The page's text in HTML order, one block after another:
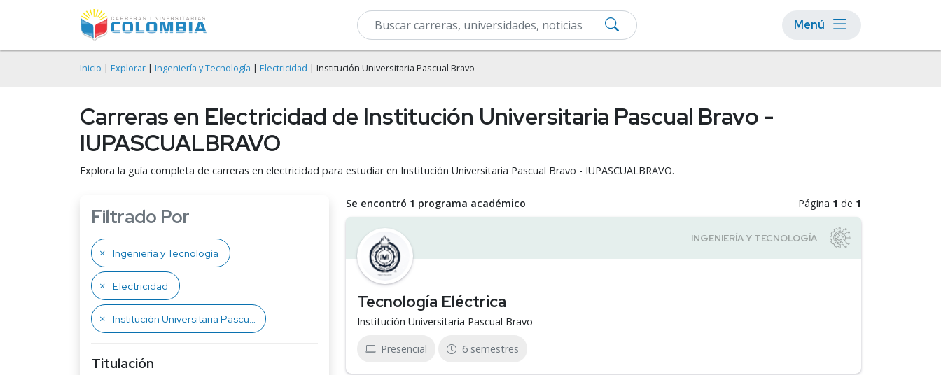
Menú
Inicio | Explorar | Ingeniería y Tecnología | Electricidad | Institución Universitaria Pascual Bravo
Carreras en Electricidad de Institución Universitaria Pascual Bravo -
IUPASCUALBRAVO
Explora la guía completa de carreras en electricidad para estudiar en Institución Universitaria Pascual Bravo - IUPASCUALBRAVO.
Filtrado Por
Ingeniería y Tecnología
Electricidad
Institución Universitaria Pascual Bravo
Titulación
Se encontró 1 programa académico Página 1 de 1
Tecnología Eléctrica
Institución Universitaria Pascual Bravo
Presencial 6 semestres